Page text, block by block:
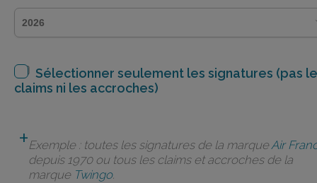
Sélectionner seulement les signatures (pas
claims ni les accroches)
Exemple : toutes les signatures de la marqueAir
depuis 1970 ou tous les claims et accroches de la
marque Twingo.